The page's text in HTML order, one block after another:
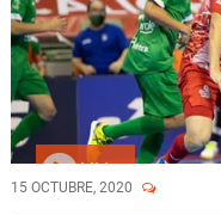
Vídeo
15 OCTUBRE, 2020